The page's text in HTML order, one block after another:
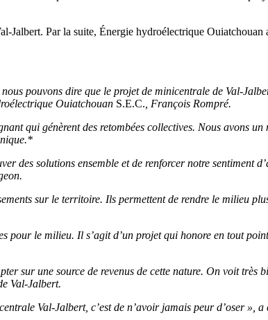
Jalbert. Par la suite, Énergie hydroélectrique Ouiatchouan
pouvons dire que le projet de minicentrale de Val-
Ouiatchouan S.E.C. , François Rompré.
qui génèrent des retombées collectives. Nous avons un
des solutions ensemble et de renforcer notre sentiment
sur le territoire. Ils permettent de rendre le milieu
pour le milieu. Il s’agit d’un projet qui honore en tout
sur une source de revenus de cette nature. On voit très
Val-Jalbert.
Val-Jalbert, c’est de n’avoir jamais peur d’oser », a